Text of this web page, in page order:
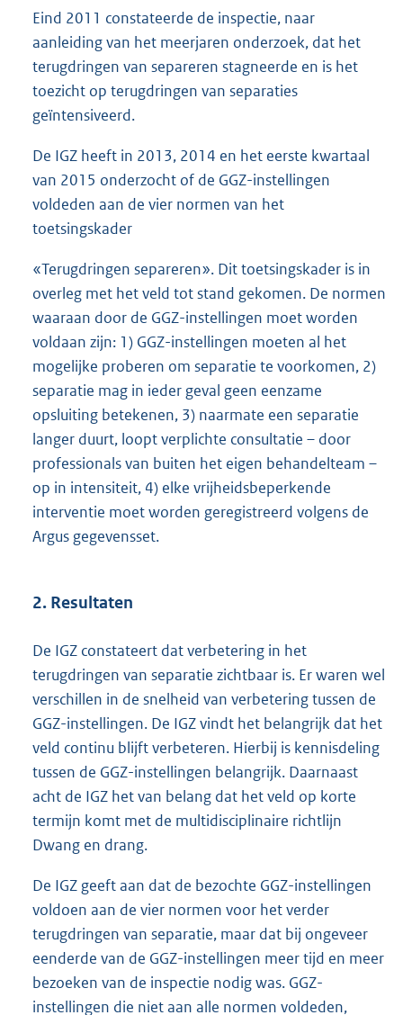
Eind 2011 constateerde de inspectie, naar
aanleiding van het meerjaren onderzoek, dat het
terugdringen van separeren stagneerde en is het
toezicht op terugdringen van separaties
geïntensiveerd.
De IGZ heeft in 2013, 2014 en het eerste kwartaal
van 2015 onderzocht of de GGZ-instellingen
voldeden aan de vier normen van het
toetsingskader
«Terugdringen separeren». Dit toetsingskader is in
overleg met het veld tot stand gekomen. De normen
waaraan door de GGZ-instellingen moet worden
voldaan zijn: 1) GGZ-instellingen moeten al het
mogelijke proberen om separatie te voorkomen, 2)
separatie mag in ieder geval geen eenzame
opsluiting betekenen, 3) naarmate een separatie
langer duurt, loopt verplichte consultatie – door
professionals van buiten het eigen behandelteam –
op in intensiteit, 4) elke vrijheidsbeperkende
interventie moet worden geregistreerd volgens de
Argus gegevensset.
2. Resultaten
De IGZ constateert dat verbetering in het
terugdringen van separatie zichtbaar is. Er waren wel
verschillen in de snelheid van verbetering tussen de
GGZ-instellingen. De IGZ vindt het belangrijk dat het
veld continu blijft verbeteren. Hierbij is kennisdeling
tussen de GGZ-instellingen belangrijk. Daarnaast
acht de IGZ het van belang dat het veld op korte
termijn komt met de multidisciplinaire richtlijn
Dwang en drang.
De IGZ geeft aan dat de bezochte GGZ-instellingen
voldoen aan de vier normen voor het verder
terugdringen van separatie, maar dat bij ongeveer
eenderde van de GGZ-instellingen meer tijd en meer
bezoeken van de inspectie nodig was. GGZ-
instellingen die niet aan alle normen voldeden,